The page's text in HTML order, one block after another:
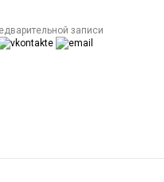
записи